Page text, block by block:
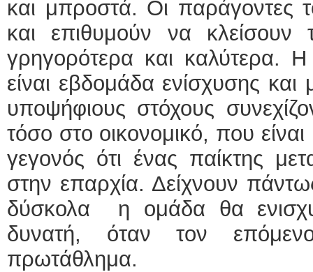
και μπροστά. Οι παράγοντες
και επιθυμούν να
γρηγορότερα και καλύτερα.
είναι εβδομάδα ενίσχυσης
υποψήφιους στόχους
τόσο στο οικονομικό, που
γεγονός ότι ένας παίκτης
στην επαρχία. Δείχνουν
δύσκολα η ομάδα θα
δυνατή, όταν τον
πρωτάθλημα.